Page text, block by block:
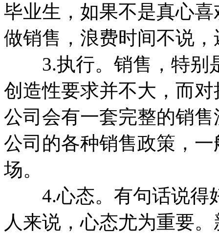
毕业生，如果不是真心
做销售，浪费时间不说
3.执行。销售，特别
创造性要求并不大，而
公司会有一套完整的销
公司的各种销售政策，
场。
4.心态。有句话说得
人来说，心态尤为重要